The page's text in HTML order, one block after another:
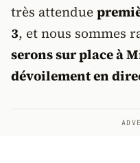
très attendue
3, et nous sommes
serons sur place à
dévoilement en